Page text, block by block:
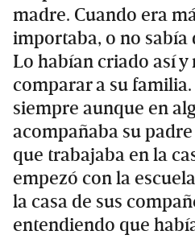
madre. Cuando era
importaba, o no sabía
Lo habían criado así y
comparar a su
siempre aunque en
acompañaba su
que trabajaba en la
empezó con la
la casa de sus
entendiendo que